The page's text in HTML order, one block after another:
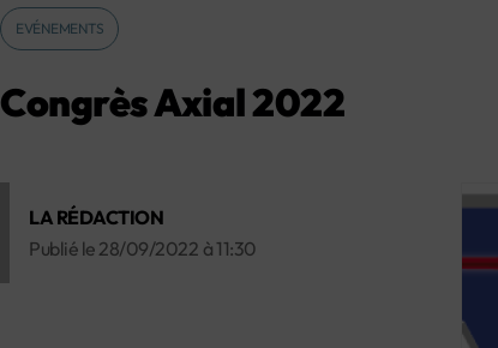
EVÉNEMENTS
Congrès Axial 2022
LA RÉDACTION
Publié le 28/09/2022 à 11:30